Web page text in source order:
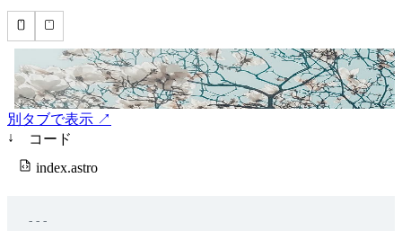
別タブで表示 ↗
↓
コード
index.astro
---